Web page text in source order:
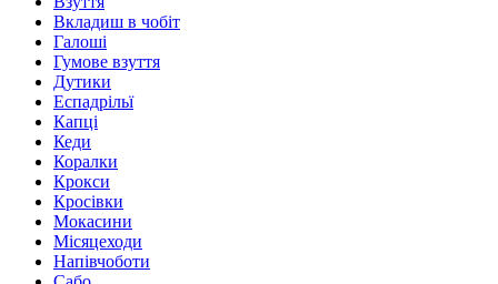
Вкладиш в чобіт
Галоші
Гумове взуття
Дутики
Еспадрільї
Капці
Кеди
Коралки
Крокси
Кросівки
Мокасини
Місяцеходи
Напівчоботи